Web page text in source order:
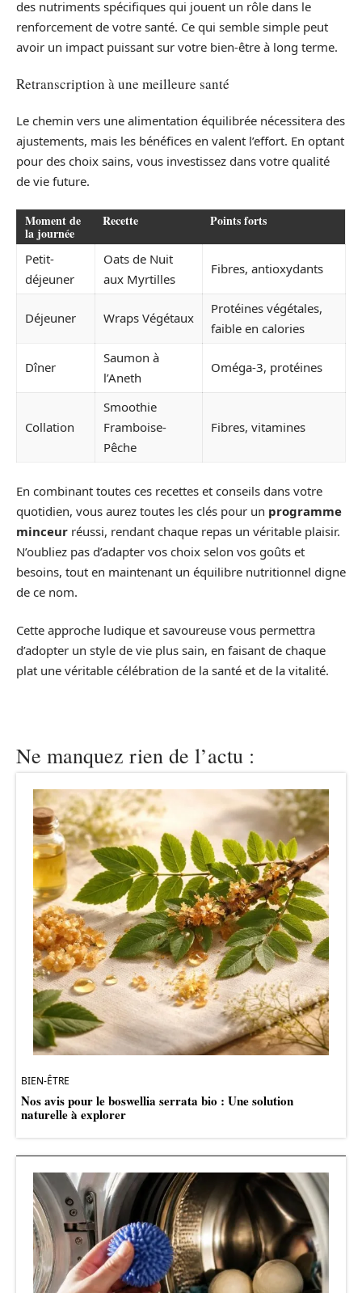
des nutriments spécifiques qui jouent un rôle dans le
renforcement de votre santé. Ce qui semble simple peut
avoir un impact puissant sur votre bien-être à long terme.
Retranscription à une meilleure santé
Le chemin vers une alimentation équilibrée nécessitera des
ajustements, mais les bénéfices en valent l’effort. En optant
pour des choix sains, vous investissez dans votre qualité
de vie future.
Moment de
la journée
Recette Points forts
Petit-
déjeuner
Oats de Nuit
aux Myrtilles
Fibres, antioxydants
Déjeuner Wraps Végétaux
Protéines végétales,
faible en calories
Dîner
Saumon à
l’Aneth
Oméga-3, protéines
Collation
Smoothie
Framboise-
Pêche
Fibres, vitamines
En combinant toutes ces recettes et conseils dans votre
quotidien, vous aurez toutes les clés pour un programme
minceur réussi, rendant chaque repas un véritable plaisir.
N’oubliez pas d’adapter vos choix selon vos goûts et
besoins, tout en maintenant un équilibre nutritionnel digne
de ce nom.
Cette approche ludique et savoureuse vous permettra
d’adopter un style de vie plus sain, en faisant de chaque
plat une véritable célébration de la santé et de la vitalité.
Ne manquez rien de l’actu :
BIEN-ÊTRE
Nos avis pour le boswellia serrata bio : Une solution
naturelle à explorer